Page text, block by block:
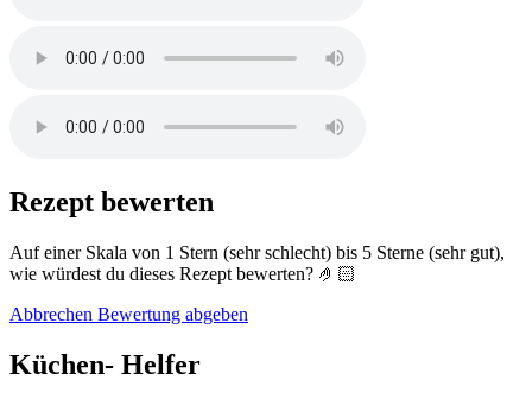
Rezept bewerten
Auf einer Skala von 1 Stern (sehr schlecht) bis 5 Sterne (sehr gut),
wie würdest du dieses Rezept bewerten? 🤌🏻
Abbrechen Bewertung abgeben
Küchen- Helfer